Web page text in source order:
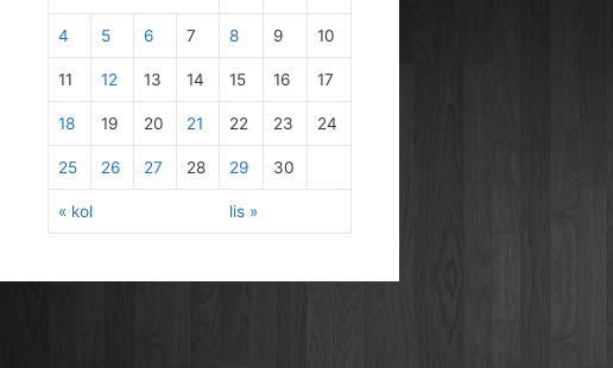
« kol lis »
4 5 6 7 8 9 10
11 12 13 14 15 16 17
18 19 20 21 22 23 24
25 26 27 28 29 30